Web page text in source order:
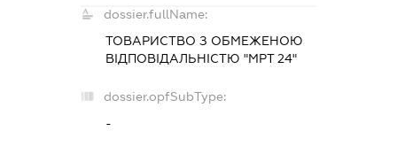
dossier.fullName:
ТОВАРИСТВО З ОБМЕЖЕНОЮ
ВІДПОВІДАЛЬНІСТЮ "МРТ 24"
dossier.opfSubType:
-